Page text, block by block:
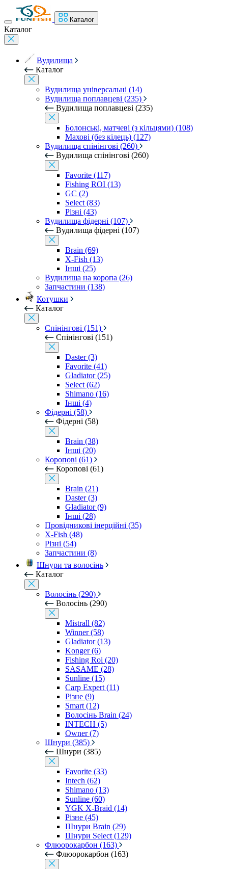
Каталог
Каталог
Вудилища
Каталог
Вудилища універсальні (14)
Вудилища поплавцеві (235)
Вудилища поплавцеві (235)
Болонські, матчеві (з кільцями) (108)
Махові (без кілець) (127)
Вудилища спінінгові (260)
Вудилища спінінгові (260)
Favorite (117)
Fishing ROI (13)
GC (2)
Select (83)
Різні (43)
Вудилища фідерні (107)
Вудилища фідерні (107)
Brain (69)
X-Fish (13)
Інші (25)
Вудилища на коропа (26)
Запчастини (138)
Котушки
Каталог
Спінінгові (151)
Спінінгові (151)
Daster (3)
Favorite (41)
Gladiator (25)
Select (62)
Shimano (16)
Інші (4)
Фідерні (58)
Фідерні (58)
Brain (38)
Інші (20)
Коропові (61)
Коропові (61)
Brain (21)
Daster (3)
Gladiator (9)
Інші (28)
Провідникові інерційні (35)
X-Fish (48)
Різні (54)
Запчастини (8)
Шнури та волосінь
Каталог
Волосінь (290)
Волосінь (290)
Mistrall (82)
Winner (58)
Gladiator (13)
Konger (6)
Fishing Roi (20)
SASAME (28)
Sunline (15)
Carp Expert (11)
Різне (9)
Smart (12)
Волосінь Brain (24)
INTECH (5)
Owner (7)
Шнури (385)
Шнури (385)
Favorite (33)
Intech (62)
Shimano (13)
Sunline (60)
YGK X-Braid (14)
Різне (45)
Шнури Brain (29)
Шнури Select (129)
Флюорокарбон (163)
Флюорокарбон (163)